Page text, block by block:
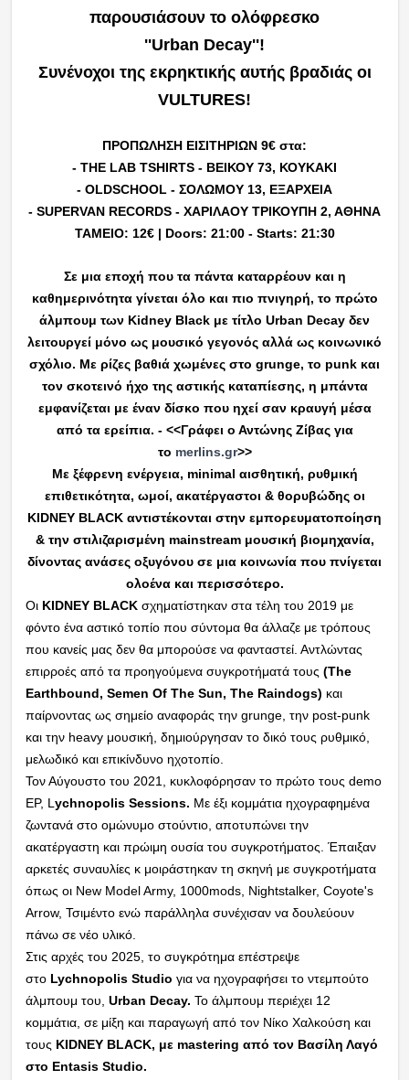
παρουσιάσουν το ολόφρεσκο
''Urban Decay''!
Συνένοχοι της εκρηκτικής αυτής βραδιάς οι
VULTURES!
ΠΡΟΠΩΛΗΣΗ ΕΙΣΙΤΗΡΙΩΝ 9€ στα:
- THE LAB TSHIRTS - ΒΕΙΚΟΥ 73, ΚΟΥΚΑΚΙ
- OLDSCHOOL - ΣΟΛΩΜΟΥ 13, ΕΞΑΡΧΕΙΑ
- SUPERVAN RECORDS - ΧΑΡΙΛΑΟΥ ΤΡΙΚΟΥΠΗ 2, ΑΘΗΝΑ
ΤΑΜΕΙΟ: 12€ | Doors: 21:00 - Starts: 21:30
Σε μια εποχή που τα πάντα καταρρέουν και η
καθημερινότητα γίνεται όλο και πιο πνιγηρή, το πρώτο
άλμπουμ των Kidney Black με τίτλο Urban Decay δεν
λειτουργεί μόνο ως μουσικό γεγονός αλλά ως κοινωνικό
σχόλιο. Με ρίζες βαθιά χωμένες στο grunge, το punk και
τον σκοτεινό ήχο της αστικής καταπίεσης, η μπάντα
εμφανίζεται με έναν δίσκο που ηχεί σαν κραυγή μέσα
από τα ερείπια. - <<Γράφει ο Αντώνης Ζίβας για
το merlins.gr>>
Με ξέφρενη ενέργεια, minimal αισθητική, ρυθμική
επιθετικότητα, ωμοί, ακατέργαστοι & θορυβώδης οι
ΚIDNEY BLACK αντιστέκονται στην εμπορευματοποίηση
& την στιλιζαρισμένη mainstream μουσική βιομηχανία,
δίνοντας ανάσες οξυγόνου σε μια κοινωνία που πνίγεται
ολοένα και περισσότερο.
Οι KIDNEY BLACK σχηματίστηκαν στα τέλη του 2019 με
φόντο ένα αστικό τοπίο που σύντομα θα άλλαζε με τρόπους
που κανείς μας δεν θα μπορούσε να φανταστεί. Αντλώντας
επιρροές από τα προηγούμενα συγκροτήματά τους (The
Earthbound, Semen Of The Sun, The Raindogs) και
παίρνοντας ως σημείο αναφοράς την grunge, την post-punk
και την heavy μουσική, δημιούργησαν το δικό τους ρυθμικό,
μελωδικό και επικίνδυνο ηχοτοπίο.
Τον Αύγουστο του 2021, κυκλοφόρησαν το πρώτο τους demo
EP, L ychnopolis Sessions. Με έξι κομμάτια ηχογραφημένα
ζωντανά στο ομώνυμο στούντιο, αποτυπώνει την
ακατέργαστη και πρώιμη ουσία του συγκροτήματος. Έπαιξαν
αρκετές συναυλίες κ μοιράστηκαν τη σκηνή με συγκροτήματα
όπως οι New Model Army, 1000mods, Nightstalker, Coyote's
Arrow, Τσιμέντο ενώ παράλληλα συνέχισαν να δουλεύουν
πάνω σε νέο υλικό.
Στις αρχές του 2025, το συγκρότημα επέστρεψε
στο Lychnopolis Studio για να ηχογραφήσει το ντεμπούτο
άλμπουμ του, Urban Decay. Το άλμπουμ περιέχει 12
κομμάτια, σε μίξη και παραγωγή από τον Νίκο Χαλκούση και
τους KIDNEY BLACK, με mastering από τον Βασίλη Λαγό
στο Entasis Studio.